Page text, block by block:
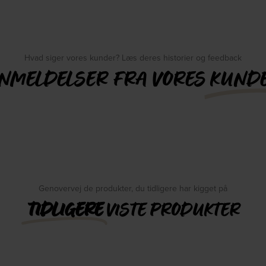
Hvad siger vores kunder? Læs deres historier og feedback
FRA VORES
Genovervej de produkter, du tidligere har kigget på
TIDLIGEREVISTE PRODUKTER